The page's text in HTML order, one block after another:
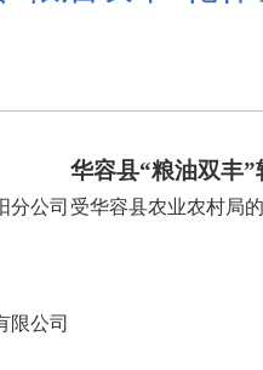
华容县“粮油双丰
分公司受华容县农业农村局
限公司